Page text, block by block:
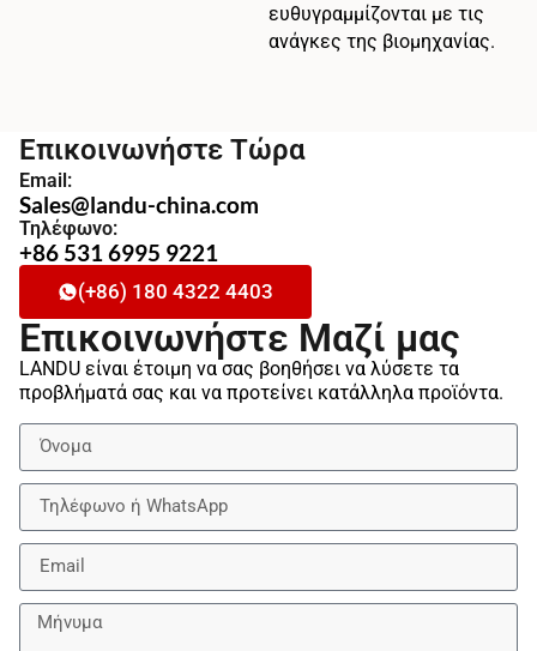
ευθυγραμμίζονται με τις
ανάγκες της βιομηχανίας.
Επικοινωνήστε Τώρα
Email:
Sales@landu-china.com
Τηλέφωνο:
+86 531 6995 9221
(+86) 180 4322 4403
Επικοινωνήστε Μαζί μας
LANDU είναι έτοιμη να σας βοηθήσει να λύσετε τα
προβλήματά σας και να προτείνει κατάλληλα προϊόντα.